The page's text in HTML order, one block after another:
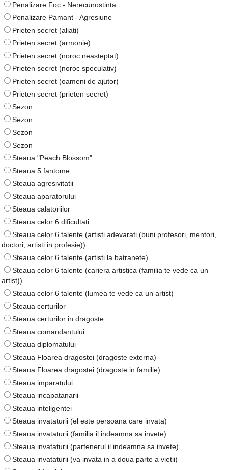
Penalizare Foc - Nerecunostinta
Penalizare Pamant - Agresiune
Prieten secret (aliati)
Prieten secret (armonie)
Prieten secret (noroc neasteptat)
Prieten secret (noroc speculativ)
Prieten secret (oameni de ajutor)
Prieten secret (prieten secret)
Sezon
Sezon
Sezon
Sezon
Steaua "Peach Blossom"
Steaua 5 fantome
Steaua agresivitatii
Steaua aparatorului
Steaua calatoriilor
Steaua celor 6 dificultati
Steaua celor 6 talente (artisti adevarati (buni profesori, mentori,
doctori, artisti in profesie))
Steaua celor 6 talente (artisti la batranete)
Steaua celor 6 talente (cariera artistica (familia te vede ca un
artist))
Steaua celor 6 talente (lumea te vede ca un artist)
Steaua certurilor
Steaua certurilor in dragoste
Steaua comandantului
Steaua diplomatului
Steaua Floarea dragostei (dragoste externa)
Steaua Floarea dragostei (dragoste in familie)
Steaua imparatului
Steaua incapatanarii
Steaua inteligentei
Steaua invataturii (el este persoana care invata)
Steaua invataturii (familia il indeamna sa invete)
Steaua invataturii (partenerul il indeamna sa invete)
Steaua invataturii (va invata in a doua parte a vietii)